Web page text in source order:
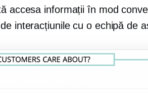
accesa informații în mod
interacțiunile cu o echipă de